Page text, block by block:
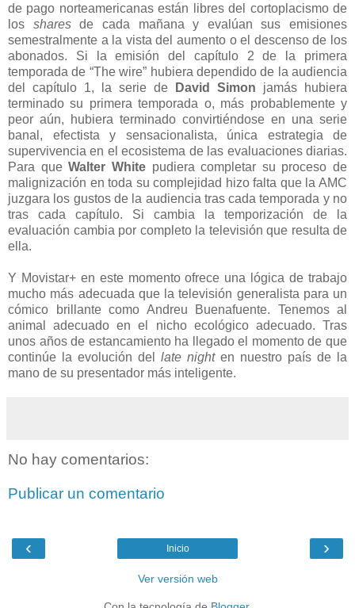
de pago norteamericanas están libres del cortoplacismo de
los sharesde cada mañana y evalúan sus emisiones
semestralmente a la vista del aumento o el descenso de los
abonados. Si la emisión del capítulo 2 de la primera
temporada de “The wire” hubiera dependido de la audiencia
del capítulo 1, la serie de
David Simon jamás hubiera
terminado su primera temporada o, más probablemente y
peor aún, hubiera terminado convirtiéndose en una serie
banal, efectista y sensacionalista, única estrategia de
supervivencia en el ecosistema de las evaluaciones diarias.
Para queWalter Whitepudiera completar su proceso de
malignización en toda su complejidad hizo falta que la AMC
juzgara los gustos de la audiencia tras cada temporada y no
tras cada capítulo. Si cambia la temporización de la
evaluación cambia por completo la televisión que resulta de
ella.
Y Movistar+ en este momento ofrece una lógica de trabajo
mucho más adecuada que la televisión generalista para un
cómico brillante como Andreu Buenafuente. Tenemos al
animal adecuado en el nicho ecológico adecuado. Tras
unos años de estancamiento ha llegado el momento de que
continúe la evolución del late nighten nuestro país de la
mano de su presentador más inteligente.
No hay comentarios:
Publicar un comentario
‹ ›
Inicio
Ver versión web